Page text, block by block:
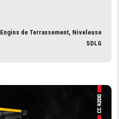
Engins de Terrassement, Niveleuse
SDLG